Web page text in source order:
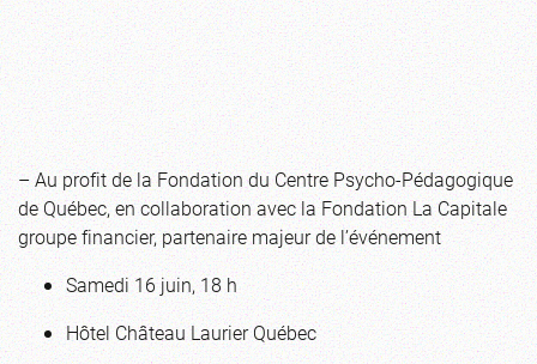
– Au profit de la Fondation du Centre Psycho-Pédagogique
de Québec, en collaboration avec la Fondation La Capitale
groupe financier, partenaire majeur de l’événement
Samedi 16 juin, 18 h
Hôtel Château Laurier Québec